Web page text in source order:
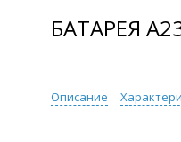
БАТАРЕЯ
Описание